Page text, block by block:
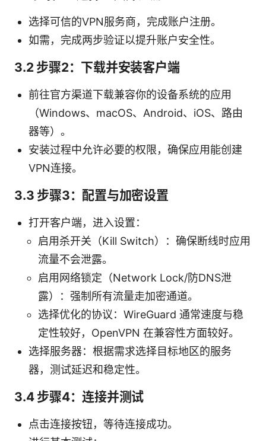
选择可信的VPN服务商，完成账户注册。
如需，完成两步验证以提升账户安全性。
3.2 步骤2：下载并安装客户端
前往官方渠道下载兼容你的设备系统的应用
（Windows、macOS、Android、iOS、路由
器等）。
安装过程中允许必要的权限，确保应用能创建
VPN连接。
3.3 步骤3：配置与加密设置
打开客户端，进入设置：
启用杀开关（Kill Switch）：确保断线时应用
流量不会泄露。
启用网络锁定（Network Lock/防DNS泄
露）：强制所有流量走加密通道。
选择优化的协议：WireGuard 通常速度与稳
定性较好，OpenVPN 在兼容性方面较好。
选择服务器：根据需求选择目标地区的服务
器，测试延迟和稳定性。
3.4 步骤4：连接并测试
点击连接按钮，等待连接成功。